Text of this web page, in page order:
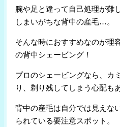
腕や足と違って自己処理が難
しまいがちな背中の産毛…。
そんな時におすすめなのが理
の背中シェービング！
プロのシェービングなら、カ
り、剃り残してしまう心配も
背中の産毛は自分では見えな
られている要注意スポット。